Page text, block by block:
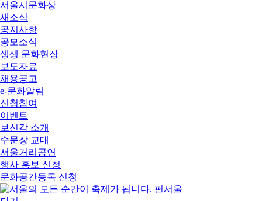
서울시문화상
새소식
공지사항
공모소식
생생 문화현장
보도자료
채용공고
e-문화알림
신청참여
이벤트
보신각 소개
수문장 교대
서울거리공연
행사 홍보 신청
문화공간등록 신청